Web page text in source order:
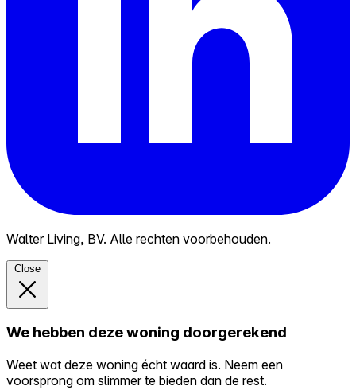
Walter Living, BV. Alle rechten voorbehouden.
Close
We hebben deze woning doorgerekend
Weet wat deze woning écht waard is. Neem een
voorsprong om slimmer te bieden dan de rest.